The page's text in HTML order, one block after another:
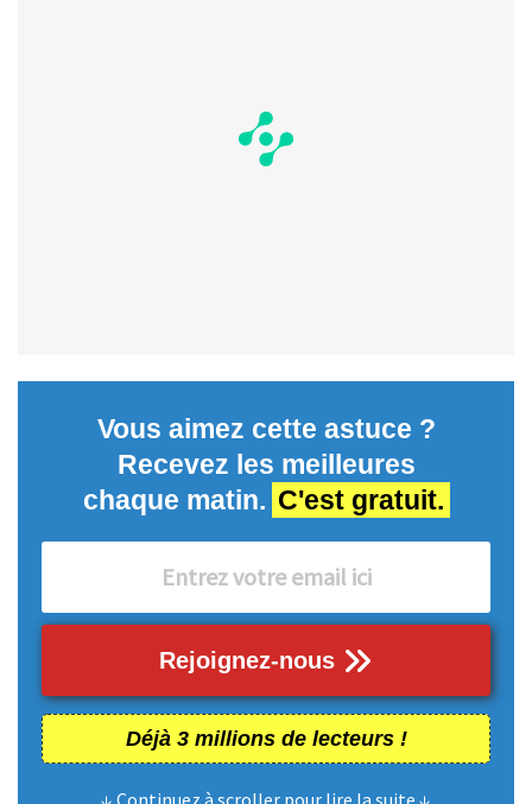
Vous aimez cette astuce ?
Recevez les meilleures
chaque matin. C'est gratuit.
Rejoignez-nous
Déjà 3 millions de lecteurs !
↓ Continuez à scroller pour lire la suite ↓